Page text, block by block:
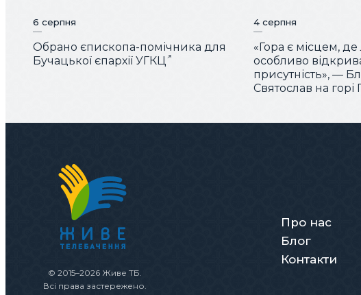
6 серпня
Обрано єпископа-помічника для
Бучацької єпархії УГКЦ
4 серпня
«Гора є місцем,
особливо
присутність», —
Святослав на горі
© 2015–2026 Живе ТБ.
Всі права застережено.
Про нас
Блог
Контакти